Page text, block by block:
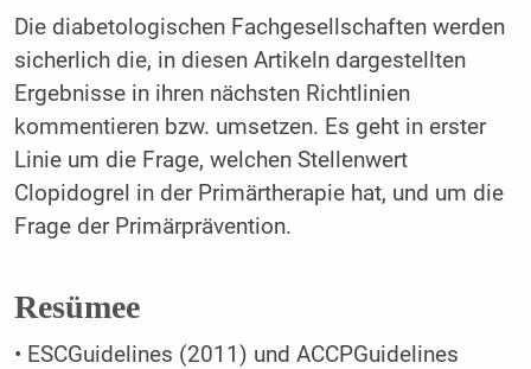
Die diabetologischen Fachgesellschaften werden
sicherlich die, in diesen Artikeln dargestellten
Ergebnisse in ihren nächsten Richtlinien
kommentieren bzw. umsetzen. Es geht in erster
Linie um die Frage, welchen Stellenwert
Clopidogrel in der Primärtherapie hat, und um die
Frage der Primärprävention.
Resümee
• ESCGuidelines (2011) und ACCPGuidelines